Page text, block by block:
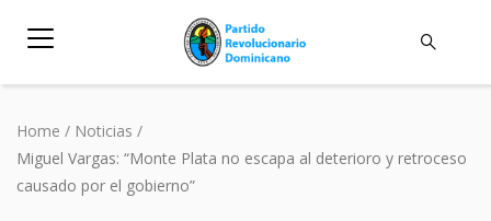
Home / Noticias /
Miguel Vargas: “Monte Plata no escapa al deterioro y retroceso
causado por el gobierno”